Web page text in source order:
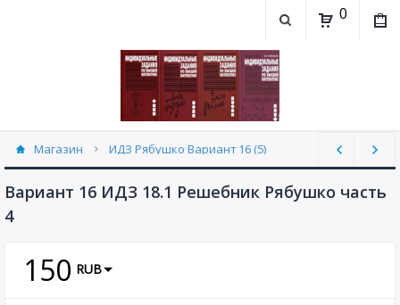
0
Магазин ИДЗ Рябушко Вариант 16 (5)
Вариант 16 ИДЗ 18.1 Решебник Рябушко часть
4
150 RUB